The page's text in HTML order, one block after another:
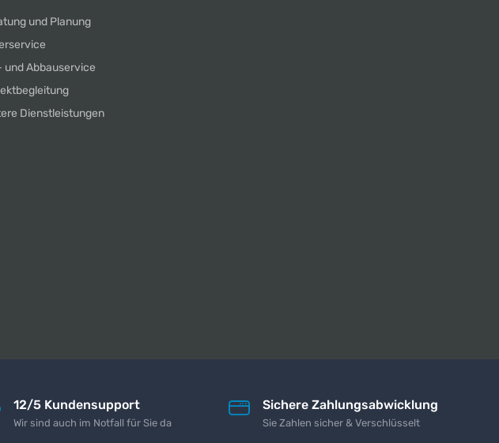
und Planung
und Abbauservice
Dienstleistungen
12/5 Kundensupport
Wir sind auch im Notfall für Sie da
Sichere Zahlungsabwicklung
Sie Zahlen sicher & Verschlüsselt